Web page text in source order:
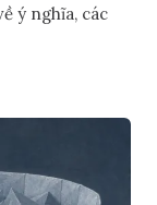
ý nghĩa, các